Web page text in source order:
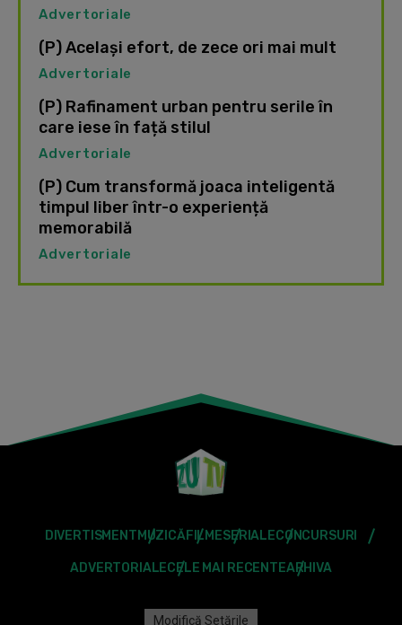
Advertoriale
(P) Același efort, de zece ori mai mult
Advertoriale
(P) Rafinament urban pentru serile în
care iese în față stilul
Advertoriale
(P) Cum transformă joaca inteligentă
timpul liber într-o experiență
memorabilă
Advertoriale
DIVERTISMENT MUZICĂFILMESERIALECONCURSURI
ADVERTORIALECELE MAI RECENTEARHIVA
Modifică Setările